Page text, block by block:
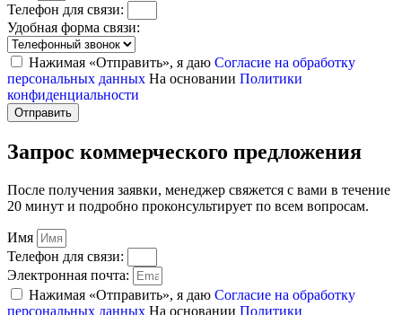
Телефон для связи:
Удобная форма связи:
Нажимая «Отправить», я даю Согласие на обработку
персональных данных На основании Политики
конфиденциальности
Отправить
Запрос коммерческого предложения
После получения заявки, менеджер свяжется с вами в течение
20 минут и подробно проконсультирует по всем вопросам.
Имя
Телефон для связи:
Электронная почта:
Нажимая «Отправить», я даю Согласие на обработку
персональных данных На основании Политики